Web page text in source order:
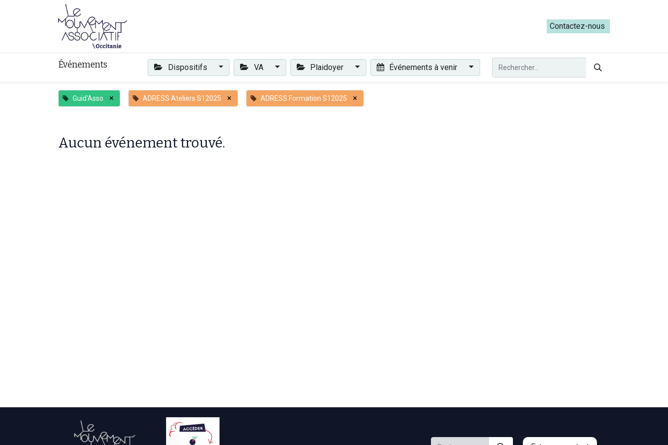
Les ateliers du Parcours ADRESS [mai-juin 2026]
Contactez-nous​​
Événements Dispositifs VA Plaidoyer Événements à venir
Guid'Asso × ADRESS Ateliers S12025 × ADRESS Formation S12025 ×
Aucun événement trouvé.